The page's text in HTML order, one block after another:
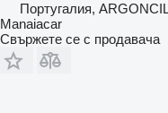
Португалия,
Manaiacar
Свържете се с продавача